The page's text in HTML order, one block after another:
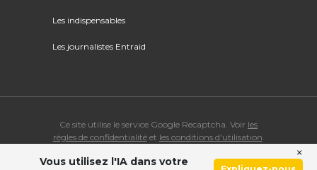
Les indispensables
Les journalistes Entraid
Ce site utilise le service Google Recaptcha. Voir les
règles de confidentialitéet les conditions d'utilisation
© Copyright 2026 ENTRAID. Tous droits réservés.
Vous utilisez l'IA dans votre
×